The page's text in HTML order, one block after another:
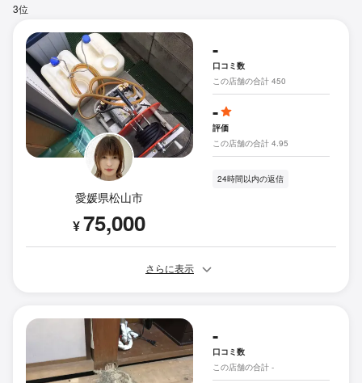
3位
愛媛県松山市
¥75,000
-
口コミ数
この店舗の合計 450
-
評価
この店舗の合計 4.95
24時間以内の返信
さらに表示
-
口コミ数
この店舗の合計 -